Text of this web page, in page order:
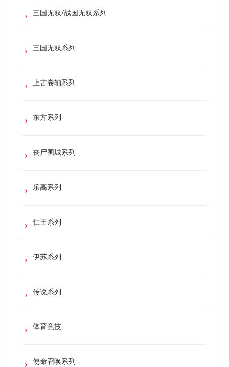
三国无双/战国无双系列
三国无双系列
上古卷轴系列
东方系列
丧尸围城系列
乐高系列
仁王系列
伊苏系列
传说系列
体育竞技
使命召唤系列